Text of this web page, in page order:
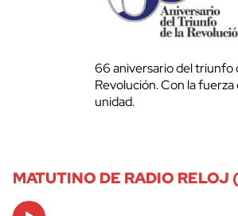
66 aniversario del triunfo
Revolución. Con la fuerza
unidad.
MATUTINO DE RADIO RELOJ
Audio